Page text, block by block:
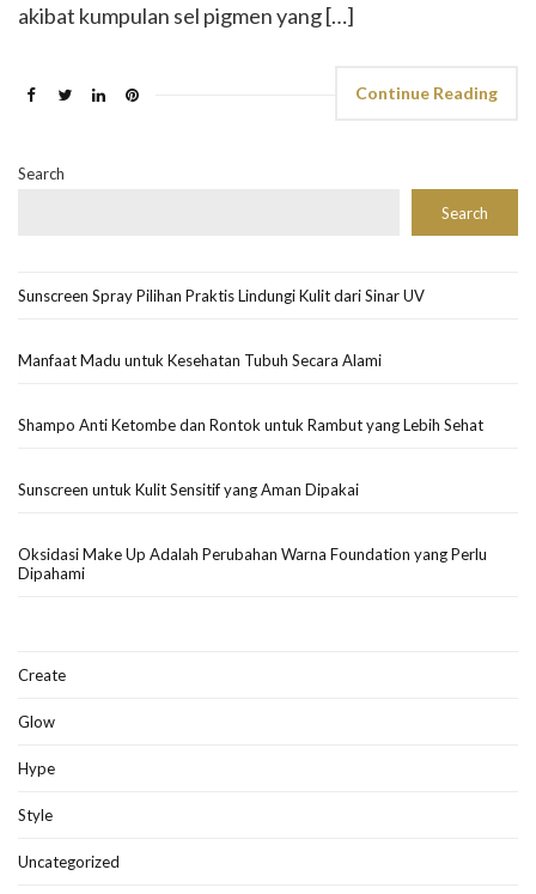
akibat kumpulan sel pigmen yang […]
Continue Reading
Search
Search
Sunscreen Spray Pilihan Praktis Lindungi Kulit dari Sinar UV
Manfaat Madu untuk Kesehatan Tubuh Secara Alami
Shampo Anti Ketombe dan Rontok untuk Rambut yang Lebih Sehat
Sunscreen untuk Kulit Sensitif yang Aman Dipakai
Oksidasi Make Up Adalah Perubahan Warna Foundation yang Perlu
Dipahami
Create
Glow
Hype
Style
Uncategorized